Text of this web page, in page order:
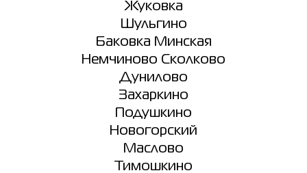
Жуковка
Шульгино
Баковка Минская
Немчиново Сколково
Дунилово
Захаркино
Подушкино
Новогорский
Маслово
Тимошкино